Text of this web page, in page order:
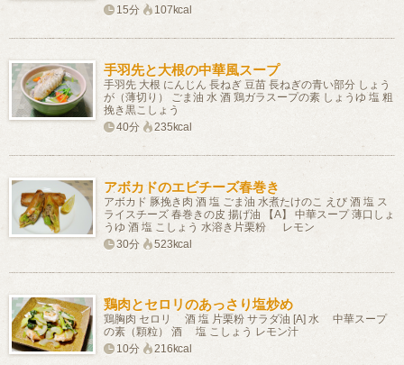
15分
107kcal
手羽先と大根の中華風スープ
手羽先 大根 にんじん 長ねぎ 豆苗 長ねぎの青い部分 しょう
が（薄切り） ごま油 水 酒 鶏ガラスープの素 しょうゆ 塩 粗
挽き黒こしょう
40分
235kcal
アボカドのエビチーズ春巻き
アボカド 豚挽き肉 酒 塩 ごま油 水煮たけのこ えび 酒 塩 ス
ライスチーズ 春巻きの皮 揚げ油 【A】 中華スープ 薄口しょ
うゆ 酒 塩 こしょう 水溶き片栗粉 レモン
30分
523kcal
鶏肉とセロリのあっさり塩炒め
鶏胸肉 セロリ 酒 塩 片栗粉 サラダ油 [A] 水 中華スープ
の素（顆粒） 酒 塩 こしょう レモン汁
10分
216kcal